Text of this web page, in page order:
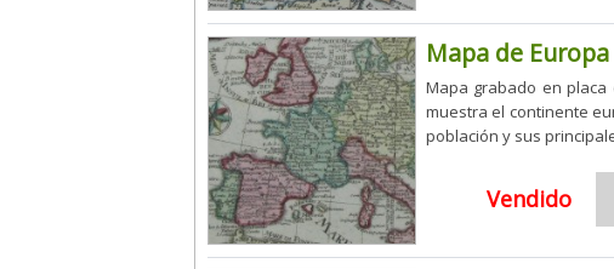
Mapa de
Mapa grabado en placa
muestra el continente
población y sus
Vendido